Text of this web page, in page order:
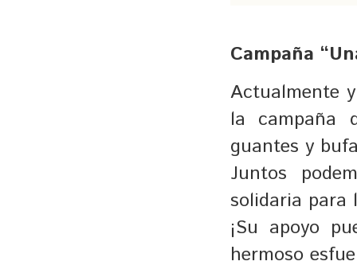
Campaña
Actualmente
la campaña
guantes y
Juntos
solidaria para
¡Su apoyo
hermoso